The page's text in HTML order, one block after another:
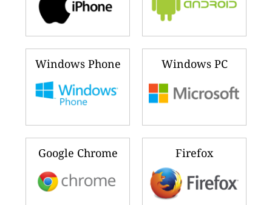
Windows Phone Windows PC
Google Chrome Firefox